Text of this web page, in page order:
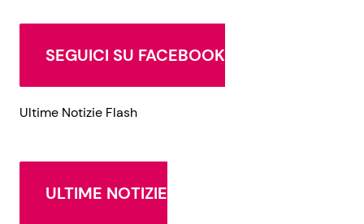
SEGUICI SU FACEBOOK
Ultime Notizie Flash
ULTIME NOTIZIE